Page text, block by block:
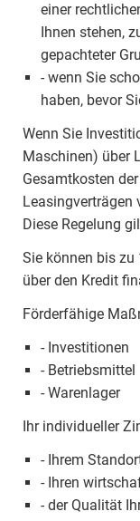
einer
Ihnen stehen,
gepachteter
- wenn Sie
haben, bevor
Wenn Sie
Maschinen) über
Gesamtkosten
Leasingverträgen
Diese Regelung
Sie können bis
über den Kredit
Förderfähige
- Investitionen
- Betriebsmittel
- Warenlager
Ihr individueller
- Ihrem
- Ihren
- der Qualität